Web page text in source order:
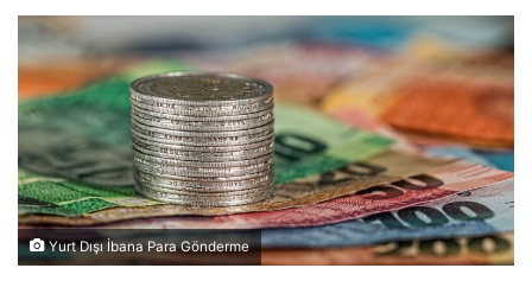
Yurt Dışı İbana Para Gönderme